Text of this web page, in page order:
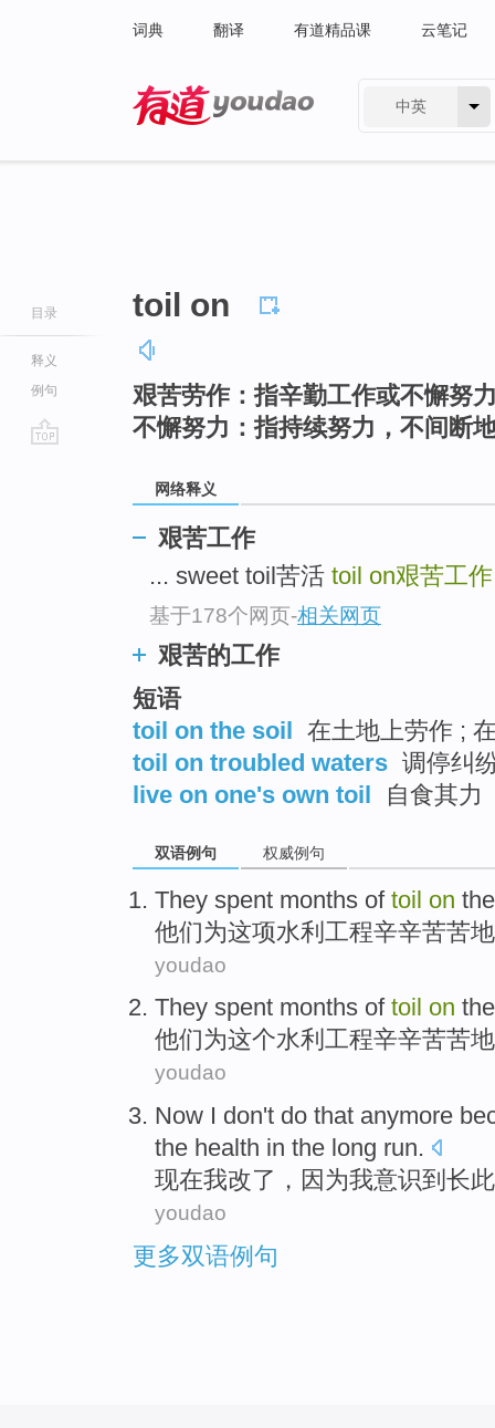
词典 翻译 有道精品课 云笔记
中英
目录
释义
例句
toil on
艰苦劳作：指辛勤工作或不懈努
不懈努力：指持续努力，不间断
网络释义
艰苦工作
... sweet toil苦活 toil on艰苦工作
基于178个网页-相关网页
艰苦的工作
短语
toil on the soil 在土地上劳作 ;
toil on troubled waters 调停纠
live on one's own toil
自食其力
双语例句 权威例句
They spent months of toil on
他们为这项水利 工程辛辛苦苦
youdao
They spent months of toil on the
他们为这个水利 工程辛辛苦苦
youdao
Now I don't do that anymore
the health in the long run.
现在我改了， 因为我意识到 长
youdao
更多双语例句